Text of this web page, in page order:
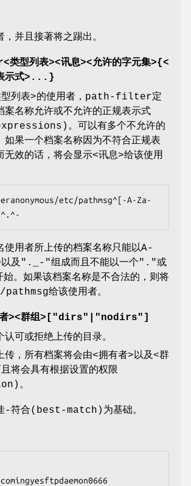
并且接著将之踢出。
列表><讯息><允许的字元集>{<
示式>...}
型列表>的使用者，path-filter定
案名称允许或不允许的正规表示式
。可以有多个不允许的
如果一个档案名称因为不符合正规表
无效的话，将会显示<讯息>给该使用
etc/pathmsg^[-A-Za-
使用者所上传的档案名称只能以A-
及"._-"组成而且不能以一个"."或
。如果该档案名称是不合法的，则将
给该使用者。
者><群组>["dirs"|"nodirs"]
认可或拒绝上传的目录。
传，所有档案将会由<拥有者>以及<群
将会具有根据设置的权限
。
-符合(best-match)为基础。